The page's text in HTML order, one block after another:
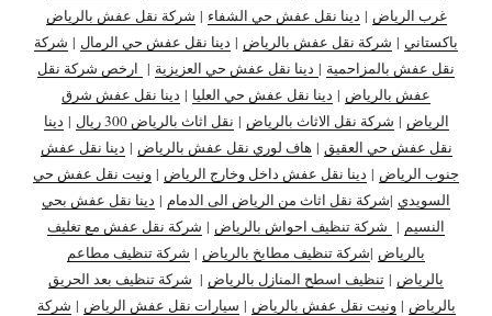
غرب الرياض | دينا نقل عفش حي الشفاء | شركة نقل عفش بالرياض
باكستاني | شركة نقل عفش بالرياض | دينا نقل عفش حي الرمال | شركة
نقل عفش بالمزاحمية | دينا نقل عفش حي العزيزية | ارخص شركة نقل
عفش بالرياض | دينا نقل عفش حي العليا | دينا نقل عفش شرق
الرياض | شركة نقل الاثاث بالرياض | نقل اثاث بالرياض 300 ريال | دينا
نقل عفش حي العقيق | هاف لوري نقل عفش بالرياض | دينا نقل عفش
جنوب الرياض | دينا نقل عفش داخل وخارج الرياض | ونيت نقل عفش حي
السويدي |شركة نقل اثاث من الرياض الى الدمام | دينا نقل عفش بحي
النسيم | شركة تنظيف احواش بالرياض | شركة نقل عفش مع تغليف
بالرياض |شركة تنظيف مطابخ بالرياض | شركة تنظيف مطاعم
بالرياض | تنظيف اسطح المنازل بالرياض | شركة تنظيف بعد الحريق
بالرياض |ونيت نقل عفش بالرياض | سيارات نقل عفش الرياض | شركة